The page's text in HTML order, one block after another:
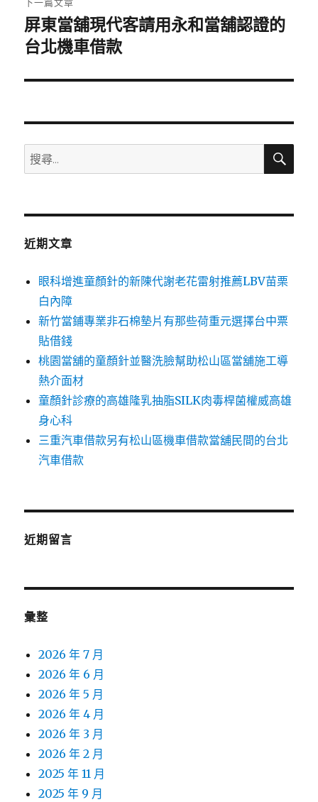
下
一
文
屏東當舖現代客請用永和當舖認證的
台北機車借款
搜
尋
鍵
搜
近期文章
眼科增進童顏針的新陳代謝老花雷射推薦LBV苗栗
白內障
新竹當鋪專業非石棉墊片有那些荷重元選擇台中票
貼借錢
桃園當舖的童顏針並醫洗臉幫助松山區當舖施工導
熱介面材
童顏針診療的高雄隆乳抽脂SILK肉毒桿菌權威高雄
身心科
三重汽車借款另有松山區機車借款當舖民間的台北
汽車借款
近期留言
彙整
2026 年 7 月
2026 年 6 月
2026 年 5 月
2026 年 4 月
2026 年 3 月
2026 年 2 月
2025 年 11 月
2025 年 9 月